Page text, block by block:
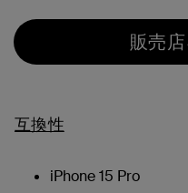
販売
互換性
iPhone 15 Pro